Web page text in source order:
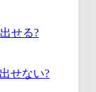
せない?